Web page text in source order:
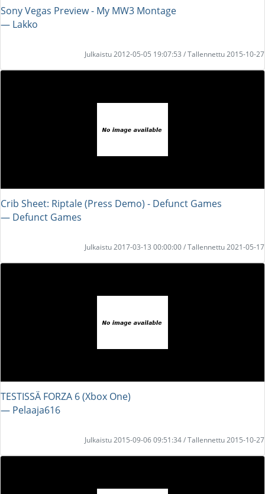
Sony Vegas Preview - My MW3 Montage
― Lakko
Julkaistu 2012-05-05 19:07:53 / Tallennettu 2015-10-27
Crib Sheet: Riptale (Press Demo) - Defunct Games
― Defunct Games
Julkaistu 2017-03-13 00:00:00 / Tallennettu 2021-05-17
TESTISSÄ FORZA 6 (Xbox One)
― Pelaaja616
Julkaistu 2015-09-06 09:51:34 / Tallennettu 2015-10-27